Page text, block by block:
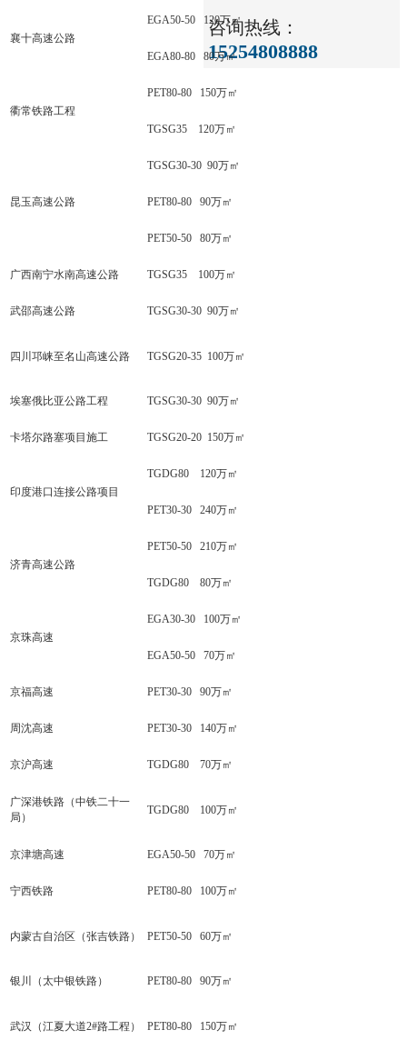
咨询热线：
15254808888
襄十高速公路
EGA50-50 120万㎡
EGA80-80 80万㎡
衢常铁路工程
PET80-80 150万㎡
TGSG35 120万㎡
昆玉高速公路
TGSG30-30 90万㎡
PET80-80 90万㎡
PET50-50 80万㎡
广西南宁水南高速公路 TGSG35 100万㎡
武邵高速公路 TGSG30-30 90万㎡
四川邛崃至名山高速公路 TGSG20-35 100万㎡
埃塞俄比亚公路工程 TGSG30-30 90万㎡
卡塔尔路塞项目施工 TGSG20-20 150万㎡
印度港口连接公路项目
TGDG80 120万㎡
PET30-30 240万㎡
济青高速公路
PET50-50 210万㎡
TGDG80 80万㎡
京珠高速
EGA30-30 100万㎡
EGA50-50 70万㎡
京福高速 PET30-30 90万㎡
周沈高速 PET30-30 140万㎡
京沪高速 TGDG80 70万㎡
广深港铁路（中铁二十一
局）
TGDG80 100万㎡
京津塘高速 EGA50-50 70万㎡
宁西铁路 PET80-80 100万㎡
内蒙古自治区（张吉铁路） PET50-50 60万㎡
银川（太中银铁路） PET80-80 90万㎡
武汉（江夏大道2#路工程） PET80-80 150万㎡